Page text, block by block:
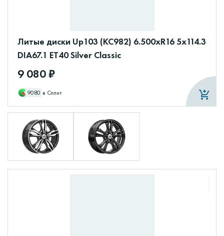
Литые диски Up103 (КС982) 6.500xR16 5x114.3
DIA67.1 ET40 Silver Classic
9 080 ₽
9080 в Сплит